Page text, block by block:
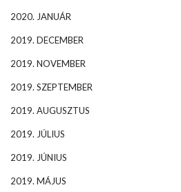
2020. JANUÁR
2019. DECEMBER
2019. NOVEMBER
2019. SZEPTEMBER
2019. AUGUSZTUS
2019. JÚLIUS
2019. JÚNIUS
2019. MÁJUS